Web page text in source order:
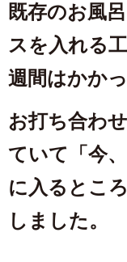
既存のお風
スを入れる
週間はかか
お打ち合わ
ていて「今
に入るとこ
しました。